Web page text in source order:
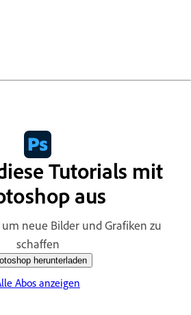
Tutorials mit
aus
neue Bilder und Grafiken zu
schaffen
herunterladen
Abos anzeigen